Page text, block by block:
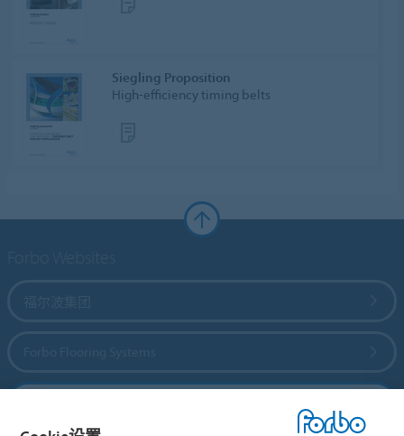
Siegling Proposition
High-efficiency timing belts